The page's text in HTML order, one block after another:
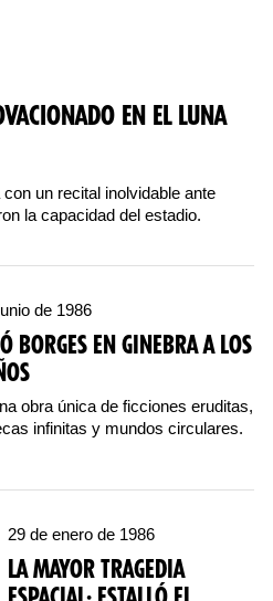
EN EL LUNA
un recital inolvidable ante
la capacidad del estadio.
de 1986
BORGES EN GINEBRA A LOS
obra única de ficciones eruditas,
infinitas y mundos circulares.
29 de enero de 1986
LA MAYOR TRAGEDIA